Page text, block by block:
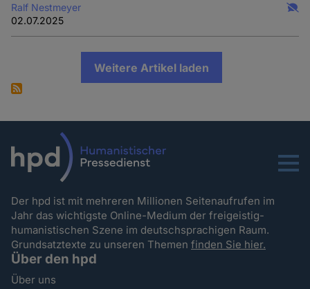
Ralf Nestmeyer
02.07.2025
Weitere Artikel laden
Menu
Der hpd ist mit mehreren Millionen Seitenaufrufen im
Jahr das wichtigste Online-Medium der freigeistig-
humanistischen Szene im deutschsprachigen Raum.
Grundsatztexte zu unseren Themenfinden Sie hier.
Über den hpd
Über uns